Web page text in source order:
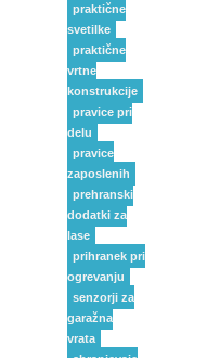
praktične
svetilke
praktične
vrtne
konstrukcije
pravice pri
delu
pravice
zaposlenih
prehranski
dodatki za
lase
prihranek pri
ogrevanju
senzorji za
garažna
vrata